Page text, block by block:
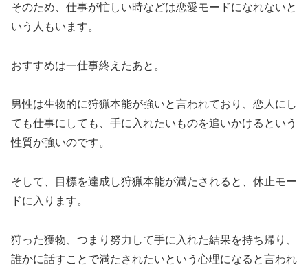
そのため、仕事が忙しい時などは恋愛モードになれないと
いう人もいます。
おすすめは一仕事終えたあと。
男性は生物的に狩猟本能が強いと言われており、恋人にし
ても仕事にしても、手に入れたいものを追いかけるという
性質が強いのです。
そして、目標を達成し狩猟本能が満たされると、休止モー
ドに入ります。
狩った獲物、つまり努力して手に入れた結果を持ち帰り、
誰かに話すことで満たされたいという心理になると言われ